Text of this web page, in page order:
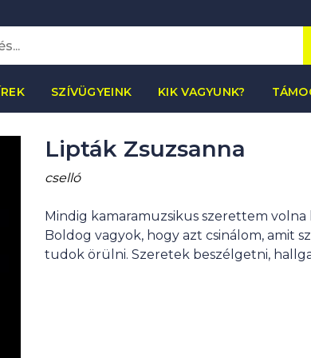
SZÍVÜGYEINK KIK VAGYUNK?
Lipták Zsuzsanna
cselló
Mindig kamaramuzsikus szerettem
Boldog vagyok, hogy azt csinálom, amit
tudok örülni. Szeretek beszélgetni,